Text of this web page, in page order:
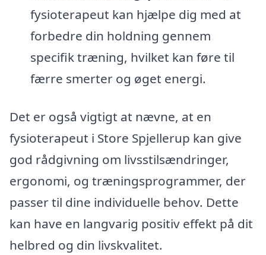
fysioterapeut kan hjælpe dig med at
forbedre din holdning gennem
specifik træning, hvilket kan føre til
færre smerter og øget energi.
Det er også vigtigt at nævne, at en
fysioterapeut i Store Spjellerup kan give
god rådgivning om livsstilsændringer,
ergonomi, og træningsprogrammer, der
passer til dine individuelle behov. Dette
kan have en langvarig positiv effekt på dit
helbred og din livskvalitet.